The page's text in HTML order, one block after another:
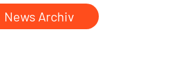
News Archiv